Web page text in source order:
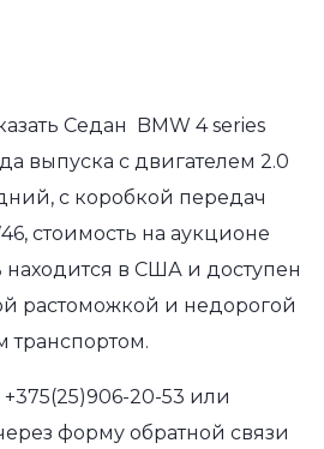
Седан BMW 4 series
выпуска с двигателем 2.0
с коробкой передач
стоимость на аукционе
находится в США и доступен
растоможкой и недорогой
транспортом.
+375(25)906-20-53 или
форму обратной связи